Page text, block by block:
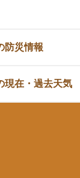
防災情報
現在・過去天気